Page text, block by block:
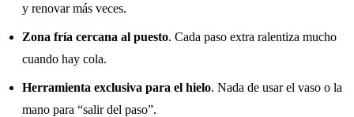
y renovar más veces.
Zona fría cercana al puesto. Cada paso extra ralentiza mucho
cuando hay cola.
Herramienta exclusiva para el hielo. Nada de usar el vaso o la
mano para “salir del paso”.